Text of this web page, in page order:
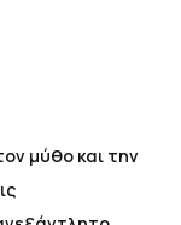
μύθο και την